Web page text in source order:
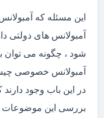
این مسئله که
آمبولانس های دولتی
شود ، چگونه می
آمبولانس خصوصی
در این باب وجود
بررسی این موضوعات